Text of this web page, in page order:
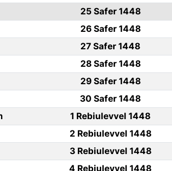
25 Safer 1448
26 Safer 1448
27 Safer 1448
28 Safer 1448
29 Safer 1448
30 Safer 1448
1 Rebiulevvel 1448
2 Rebiulevvel 1448
3 Rebiulevvel 1448
4 Rebiulevvel 1448